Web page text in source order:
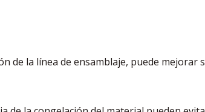
de la línea de ensamblaje, puede mejorar